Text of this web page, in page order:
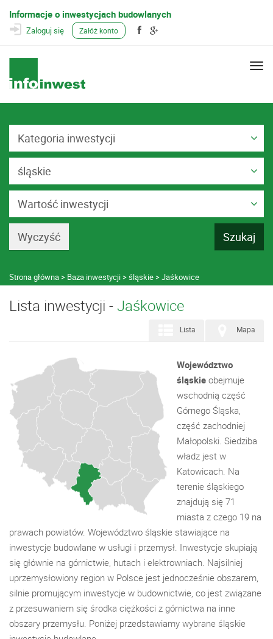
Informacje o inwestycjach budowlanych
Zaloguj się Załóż konto
Kategoria inwestycji
śląskie
Wartość inwestycji
Strona główna Baza inwestycji śląskie Jaśkowice
Lista inwestycji - Jaśkowice
Mapa
Lista
Województwo
śląskie obejmuje
wschodnią część
Górnego Śląska,
część zachodniej
Małopolski. Siedziba
władz jest w
Katowicach. Na
terenie śląskiego
znajdują się 71
miasta z czego 19 na
prawach powiatów. Województwo śląskie stawiające na
inwestycje budowlane w usługi i przemysł. Inwestycje skupiają
się głównie na górnictwie, hutach i elektrowniach. Najsilniej
uprzemysłowiony region w Polsce jest jednocześnie obszarem,
silnie promującym inwestycje w budownictwie, co jest związane
z przesuwaniem się środka ciężkości z górnictwa na inne
obszary przemysłu. Poniżej przedstawiamy wybrane śląskie